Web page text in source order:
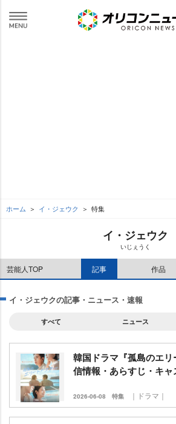
ホーム イ・ジェウク 特集
イ・ジェウク
いじぇうく
芸能人TOP 記事 作品
イ・ジェウクの記事・ニュース・速報
すべて ニュース
韓国ドラマ『孤島のエ
信情報・あらすじ・キ
2026-06-08 特集 ｜ドラマ｜